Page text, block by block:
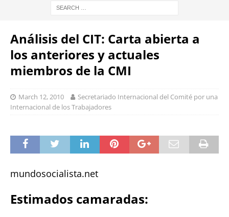
Análisis del CIT: Carta abierta a
los anteriores y actuales
miembros de la CMI
March 12, 2010
Secretariado Internacional del Comité por una
Internacional de los Trabajadores
mundosocialista.net
Estimados camaradas: